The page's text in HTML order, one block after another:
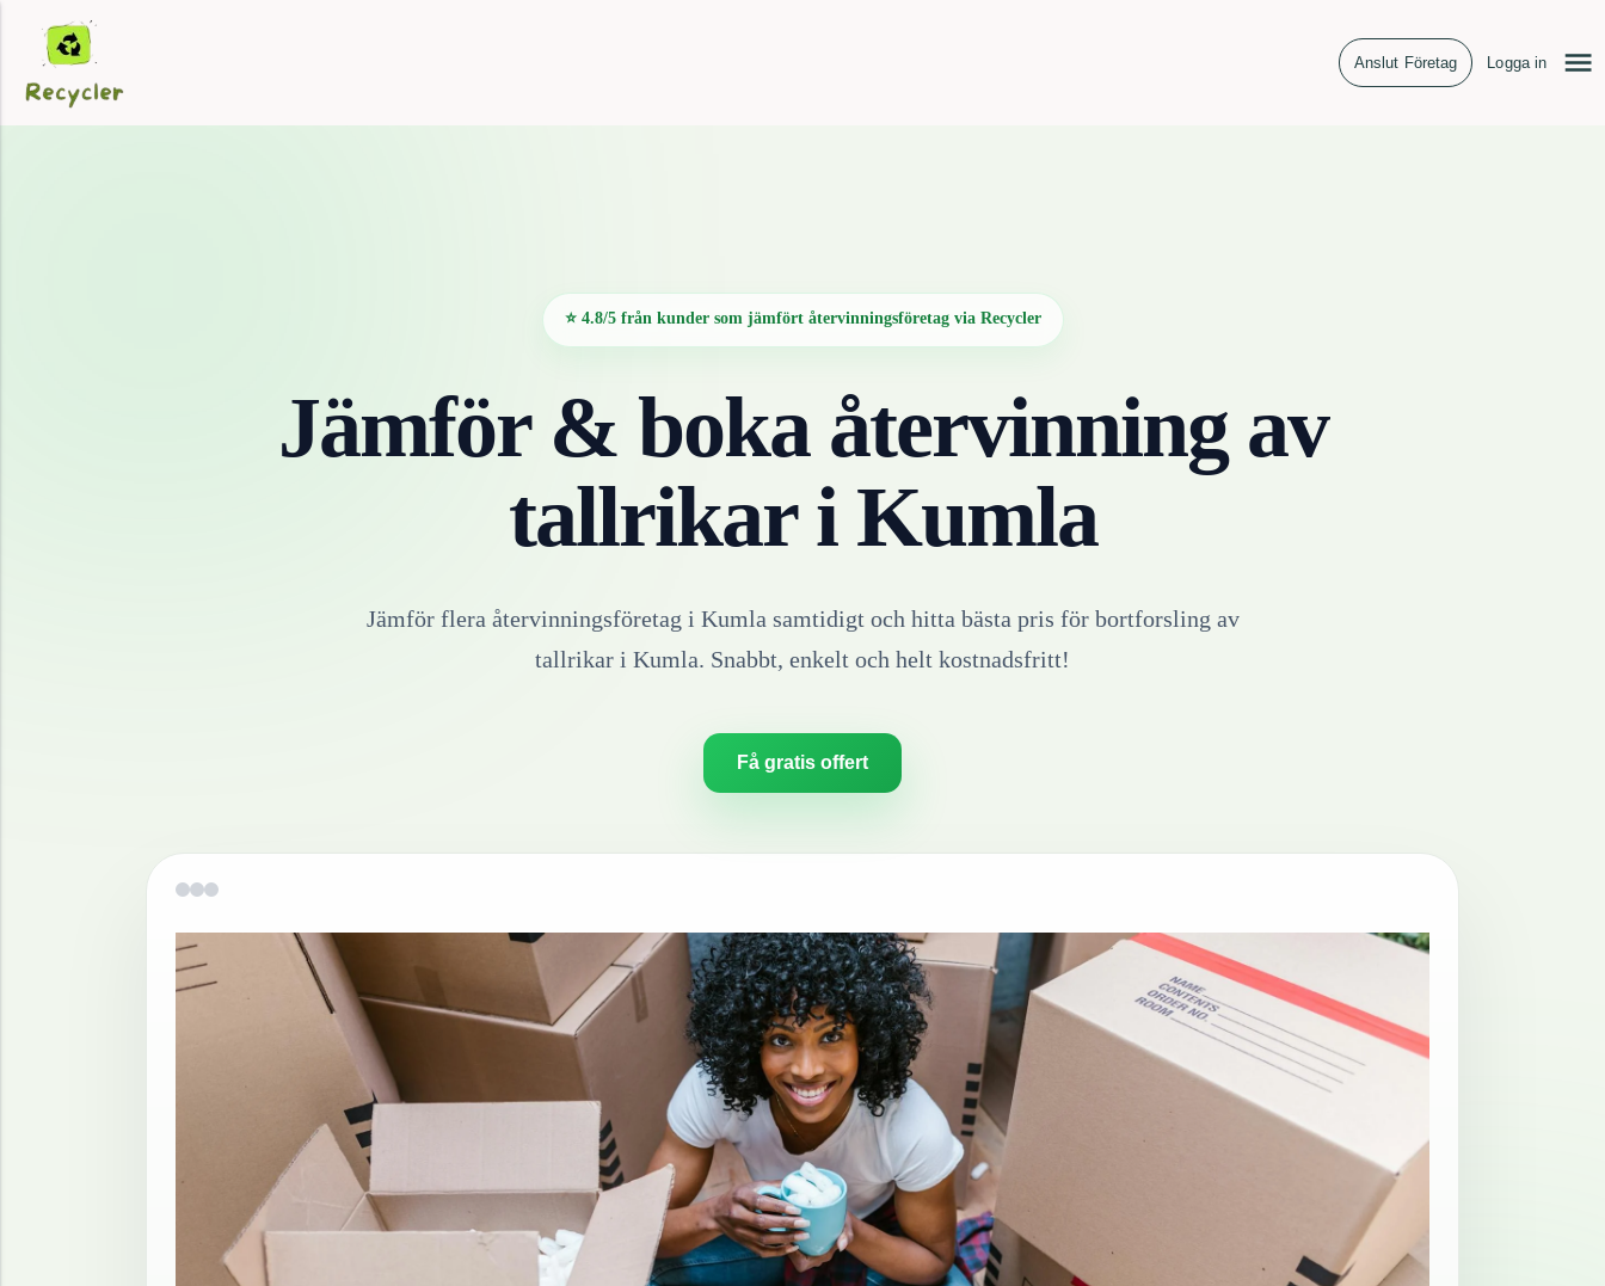
Anslut Företag Logga in
⭐ 4.8/5 från kunder som jämfört återvinningsföretag via Recycler
Jämför & boka återvinning av
tallrikari Kumla
Jämför flera återvinningsföretag i Kumla samtidigt och hitta bästa pris för bortforsling av
tallrikar i Kumla. Snabbt, enkelt och helt kostnadsfritt!
Få gratis offert